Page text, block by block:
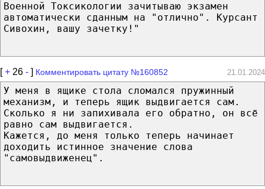
Военной Токсикологии зачитываю экзамен
автоматически сданным на "отлично". Курсант
Сивохин, вашу зачетку!"
[+ 26 - ] Комментировать цитату №160852 21.01.2024
У меня в ящике стола сломался пружинный
механизм, и теперь ящик выдвигается сам.
Сколько я ни запихивала его обратно, он всё
равно сам выдвигается.
Кажется, до меня только теперь начинает
доходить истинное значение слова
"самовыдвиженец".